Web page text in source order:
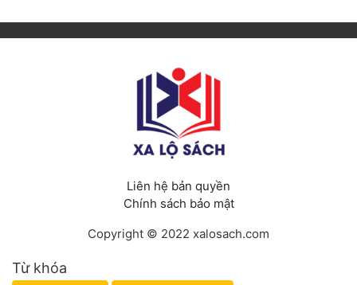
Liên hệ bản quyền
Chính sách bảo mật
Copyright © 2022 xalosach.com
Từ khóa